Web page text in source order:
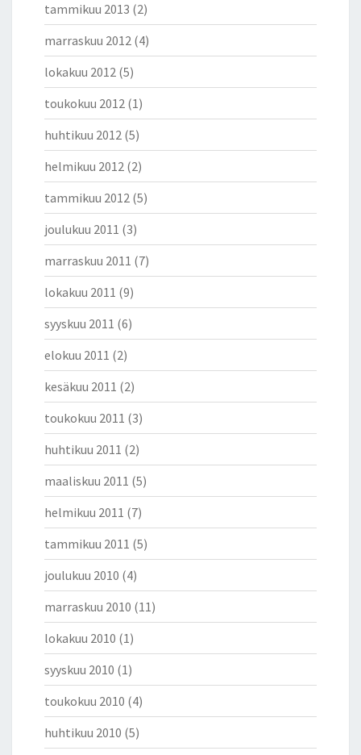
tammikuu 2013 (2)
marraskuu 2012 (4)
lokakuu 2012 (5)
toukokuu 2012 (1)
huhtikuu 2012 (5)
helmikuu 2012 (2)
tammikuu 2012 (5)
joulukuu 2011 (3)
marraskuu 2011 (7)
lokakuu 2011 (9)
syyskuu 2011 (6)
elokuu 2011 (2)
kesäkuu 2011 (2)
toukokuu 2011 (3)
huhtikuu 2011 (2)
maaliskuu 2011 (5)
helmikuu 2011 (7)
tammikuu 2011 (5)
joulukuu 2010 (4)
marraskuu 2010 (11)
lokakuu 2010 (1)
syyskuu 2010 (1)
toukokuu 2010 (4)
huhtikuu 2010 (5)